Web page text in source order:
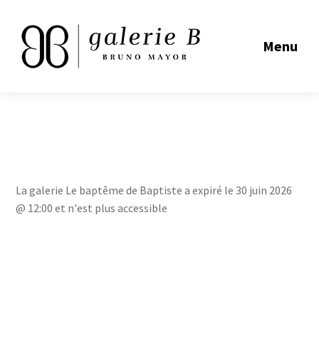
Menu
La galerie Le baptême de Baptiste a expiré le 30 juin 2026
@ 12:00 et n'est plus accessible